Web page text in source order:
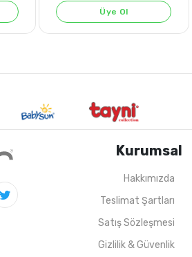
Üye Ol
Kurumsal
Hakkımızda
Teslimat Şartları
Satış Sözleşmesi
Gizlilik & Güvenlik